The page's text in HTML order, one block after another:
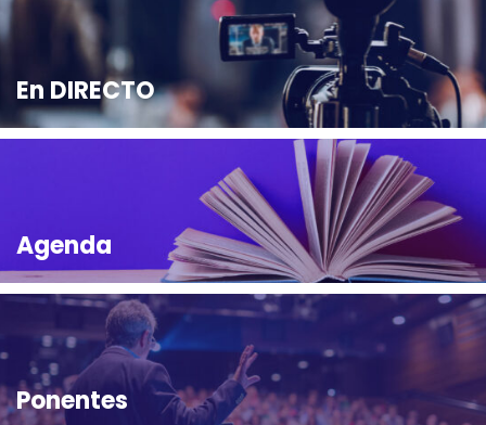
En DIRECTO
Agenda
Ponentes